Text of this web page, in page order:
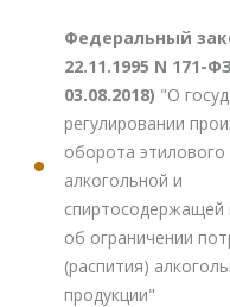
Федеральный
22.11.1995 N 171-
03.08.2018) "О
регулировании
оборота этилового
алкогольной и
спиртосодержащей
об ограничении
(распития)
продукции"